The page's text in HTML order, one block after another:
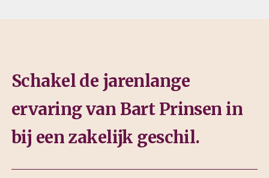
Schakel de jarenlange
ervaring van Bart Prinsen in
bij een zakelijk geschil.